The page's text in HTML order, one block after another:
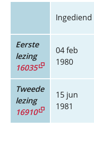
Ingediend
Eerste
lezing
16035
04 feb
1980
Tweede
lezing
16910
15 jun
1981